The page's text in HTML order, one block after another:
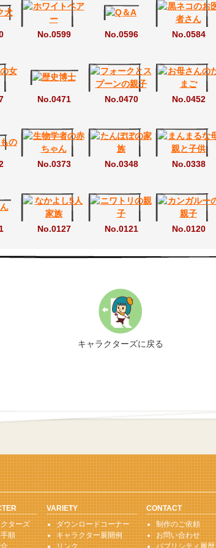
No.0599 No.0596 No.0584
No.0471 No.0470 No.0452
No.0373 No.0348 No.0338
No.0127 No.0121 No.0120
キャラクターズに戻る
ターズ
順
VARIETY
ダウンロードコーナー
キャラクター展開例
リンク
CONTACT
制作のご依頼
お問い合わせ
パブリシティ履歴